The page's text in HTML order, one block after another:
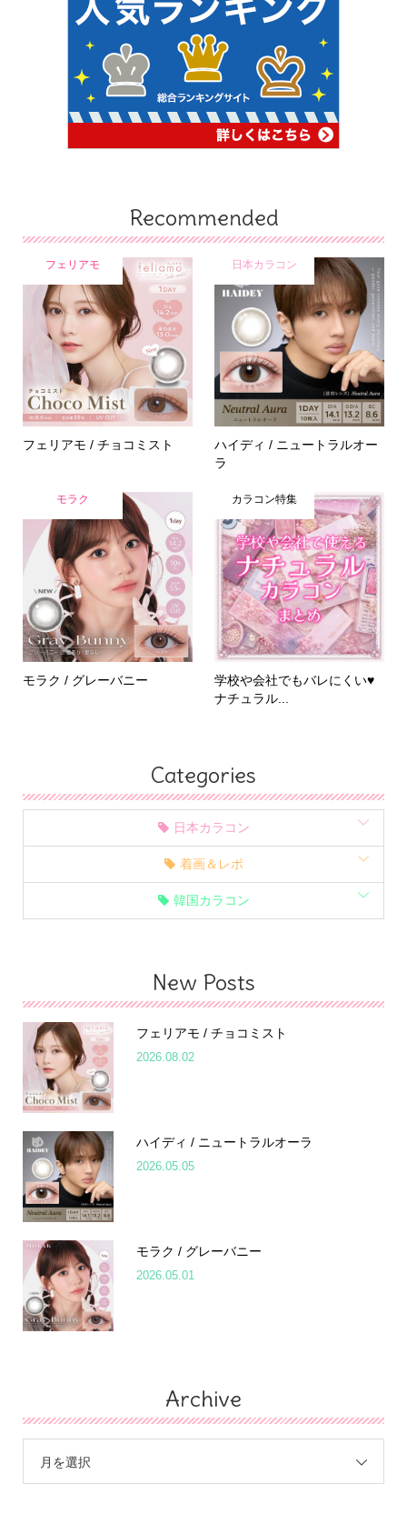
Recommended
フェリアモ
フェリアモ / チョコミスト
日本カラコン
ハイディ / ニュートラルオー
ラ
モラク
モラク / グレーバニー
カラコン特集
学校や会社でもバレにくい♥
ナチュラル...
Categories
日本カラコン
着画＆レポ
韓国カラコン
New Posts
フェリアモ / チョコミスト
2026.08.02
ハイディ / ニュートラルオーラ
2026.05.05
モラク / グレーバニー
2026.05.01
Archive
月を選択